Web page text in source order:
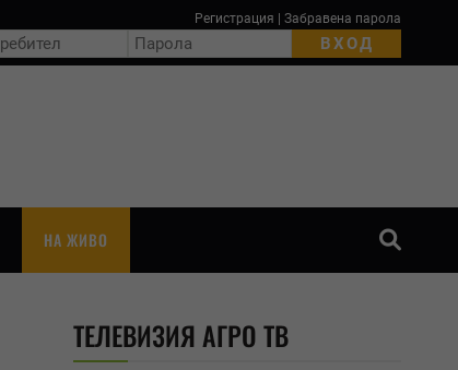
Регистрация Забравена парола
НА ЖИВО
ТЕЛЕВИЗИЯ АГРО ТВ